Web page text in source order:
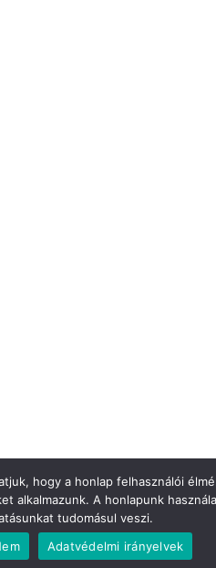
hogy a honlap felhasználói
alkalmazunk. A honlapunk
tudomásul veszi.
Adatvédelmi irányelvek